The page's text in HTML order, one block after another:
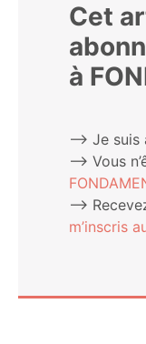
Cet
à
⟶ Je suis
⟶ Vous
⟶
m’ins­cris